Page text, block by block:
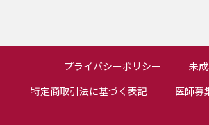
プライバシーポリシー
未
特定商取引法に基づく表記
医師募